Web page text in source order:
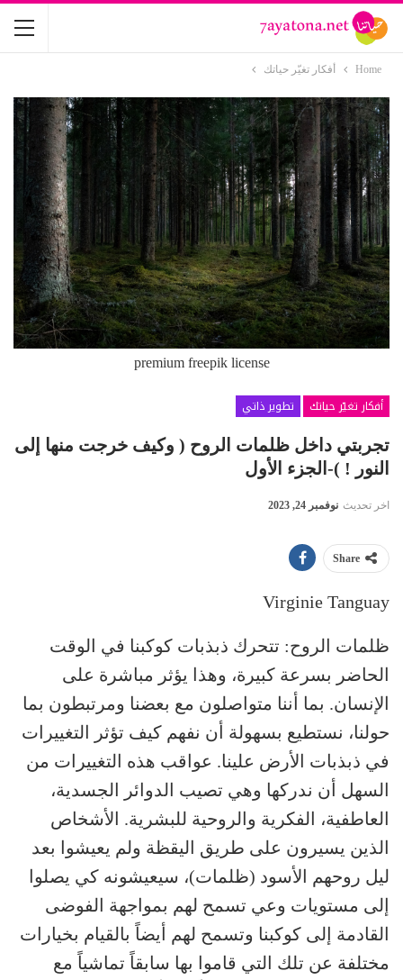
Home أفكار تغيّر حياتك
premium freepik license
أفكار تغيّر حياتك
تطوير ذاتي
تجربتي داخل ظلمات الروح ( وكيف خرجت منها إلى
النور ! )-الجزء الأول
اخر تحديث نوفمبر 24, 2023
Share
Virginie Tanguay
ظلمات الروح: تتحرك ذبذبات كوكبنا في الوقت
الحاضر بسرعة كبيرة، وهذا يؤثر مباشرة على
الإنسان. بما أننا متواصلون مع بعضنا ومرتبطون بما
حولنا، نستطيع بسهولة أن نفهم كيف تؤثر التغييرات
في ذبذبات الأرض علينا. عواقب هذه التغييرات من
السهل أن ندركها وهي تصيب الدوائر الجسدية،
العاطفية، الفكرية والروحية للبشرية. الأشخاص
الذين يسيرون على طريق اليقظة ولم يعيشوا بعد
ليل روحهم الأسود (ظلمات)، سيعيشونه كي يصلوا
إلى مستويات وعي تسمح لهم بمواجهة الفوضى
القادمة إلى كوكبنا وتسمح لهم أيضاً بالقيام بخيارات
مختلفة عن تلك التي قاموا بها سابقاً تماشياً مع